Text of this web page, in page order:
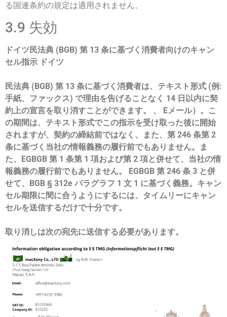
る国連条約の規定は適用されません。
3.9 失効
ドイツ民法典 (BGB) 第 13 条に基づく消費者向けのキャン
セル指示 ドイツ
民法典 (BGB) 第 13 条に基づく消費者は、テキスト形式 (例:
手紙、ファックス) で理由を告げることなく 14 日以内に契
約上の宣言を取り消すことができます。 、 Eメール）。こ
の期間は、テキスト形式でこの指示を受け取った後に開始
されますが、契約の締結前ではなく、また、第 246 条第 2
条に基づく当社の情報義務の履行前でもありません。ま
た、EGBGB 第 1 条第 1 項および第 2 項と併せて、当社の情
報義務の履行前でもありません。 EGBGB 第 246 条 3 と併
せて、BGB § 312e パラグラフ 1 文 1 に基づく義務。キャン
セル期限に間に合うようにするには、タイムリーにキャン
セルを送信するだけで十分です。
取り消しは次の宛先に送信する必要があります。